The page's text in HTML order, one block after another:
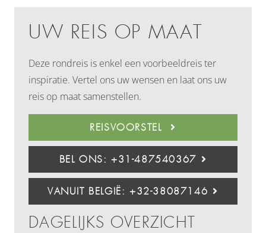
UW REIS OP MAAT
Deze rondreis is enkel een voorbeeldreis ter
inspiratie. Vertel ons uw wensen en laat ons uw
reis op maat samenstellen.
REISVOORSTEL
BEL ONS: +31-487540367
VANUIT BELGIË: +32-38087146
DAGELIJKS OVERZICHT